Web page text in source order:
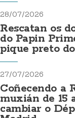
28/07/2026
Rescatan os
do Papin
pique preto
27/07/2026
Coñecendo a
muxián de 15
cambiar o